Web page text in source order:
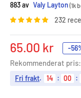
883 av Valy Layton (1k
232
Sale
price
65.00 kr -
Rekommenderat pris:
Fri frakt. 14 : 00 :